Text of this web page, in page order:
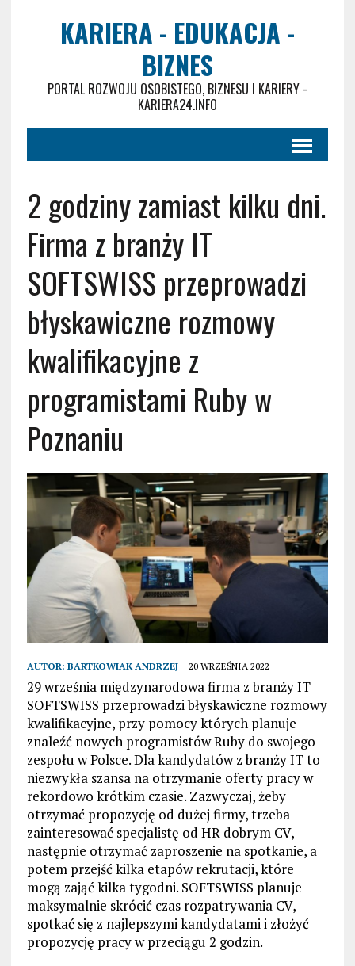
KARIERA - EDUKACJA -
BIZNES
PORTAL ROZWOJU OSOBISTEGO, BIZNESU I KARIERY -
KARIERA24.INFO
2 godziny zamiast kilku dni.
Firma z branży IT
SOFTSWISS przeprowadzi
błyskawiczne rozmowy
kwalifikacyjne z
programistami Ruby w
Poznaniu
AUTOR: BARTKOWIAK ANDRZEJ 20 WRZEŚNIA 2022
29 września międzynarodowa firma z branży IT
SOFTSWISS przeprowadzi błyskawiczne rozmowy
kwalifikacyjne, przy pomocy których planuje
znaleźć nowych programistów Ruby do swojego
zespołu w Polsce. Dla kandydatów z branży IT to
niezwykła szansa na otrzymanie oferty pracy w
rekordowo krótkim czasie. Zazwyczaj, żeby
otrzymać propozycję od dużej firmy, trzeba
zainteresować specjalistę od HR dobrym CV,
następnie otrzymać zaproszenie na spotkanie, a
potem przejść kilka etapów rekrutacji, które
mogą zająć kilka tygodni. SOFTSWISS planuje
maksymalnie skrócić czas rozpatrywania CV,
spotkać się z najlepszymi kandydatami i złożyć
propozycję pracy w przeciągu 2 godzin.